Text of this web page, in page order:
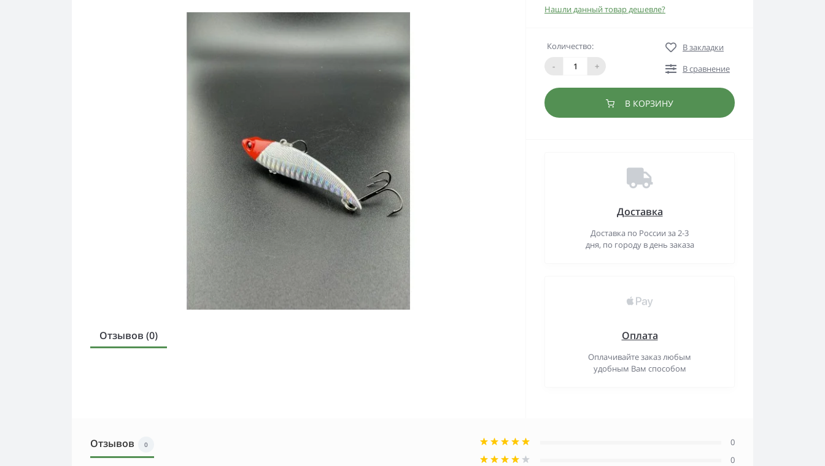
Отзывов (0)
Нашли данный товар дешевле?
Количество:
-
+
В закладки
В сравнение
В КОРЗИНУ
Доставка
Доставка по России за 2-3
дня, по городу в день заказа
Оплата
Оплачивайте заказ любым
удобным Вам способом
Отзывов 0
0
0